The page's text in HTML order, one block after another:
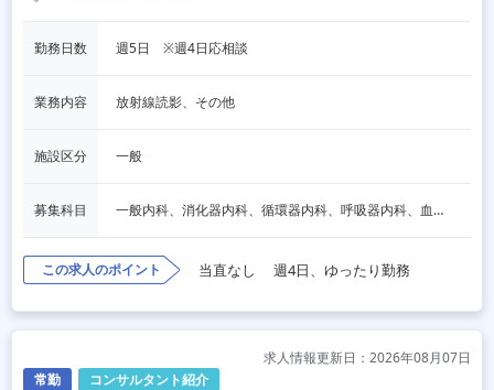
勤務日数 週5日　※週4日応相談
業務内容 放射線読影、その他
施設区分 一般
募集科目 一般内科、消化器内科、循環器内科、呼吸器内科、血液内科、脳神経内科、内分泌内科、人間ドック・検診
この求人のポイント 当直なし 週4日、ゆったり勤務
常勤 コンサルタント紹介
求人情報更新日：2026年08月07日